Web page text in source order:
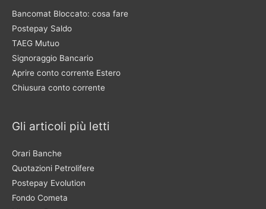
Bancomat Bloccato: cosa fare
Postepay Saldo
TAEG Mutuo
Signoraggio Bancario
Aprire conto corrente Estero
Chiusura conto corrente
Gli articoli più letti
Orari Banche
Quotazioni Petrolifere
Postepay Evolution
Fondo Cometa